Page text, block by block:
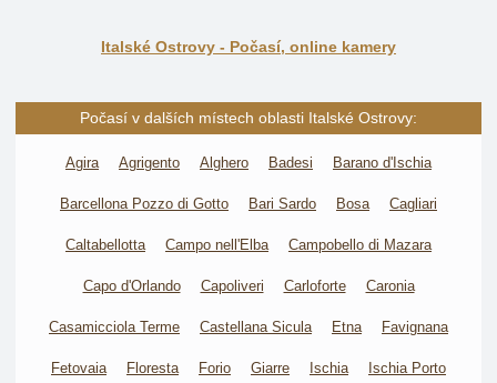
Italské Ostrovy - Počasí, online kamery
Počasí v dalších místech oblasti Italské Ostrovy:
Agira Agrigento Alghero Badesi Barano d'Ischia
Barcellona Pozzo di Gotto Bari Sardo Bosa Cagliari
Caltabellotta Campo nell'Elba Campobello di Mazara
Capo d'Orlando Capoliveri Carloforte Caronia
Casamicciola Terme Castellana Sicula Etna Favignana
Fetovaia Floresta Forio Giarre Ischia Ischia Porto